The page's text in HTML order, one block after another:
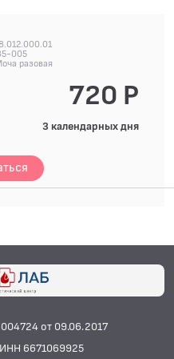
005
разовая
720 Р
3 календарных дня
от 09.06.2017
6671069925